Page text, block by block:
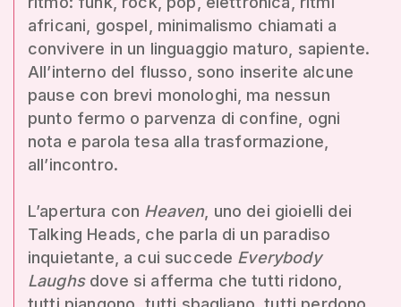
africani, gospel, minimalismo chiamati a
convivere in un linguaggio maturo, sapiente.
All’interno del flusso, sono inserite alcune
pause con brevi monologhi, ma nessun
punto fermo o parvenza di confine, ogni
nota e parola tesa alla trasformazione,
all’incontro.
L’apertura con Heaven, uno dei gioielli dei
Talking Heads, che parla di un paradiso
inquietante, a cui succede Everybody
Laughsdove si afferma che tutti ridono,